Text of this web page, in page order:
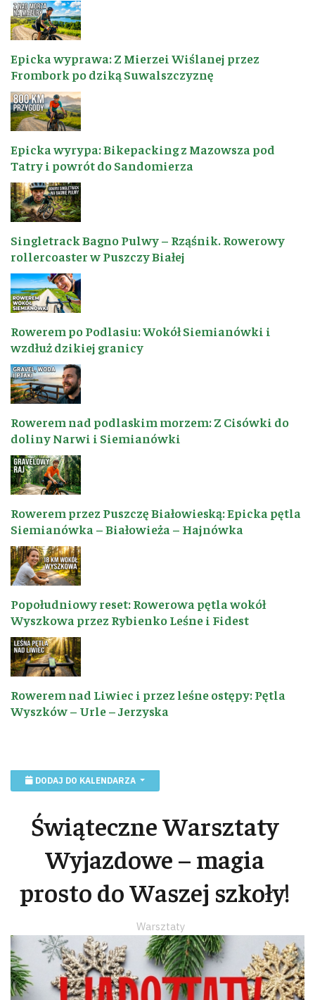
Epicka wyprawa: Z Mierzei Wiślanej przez
Frombork po dziką Suwalszczyznę
Epicka wyrypa: Bikepacking z Mazowsza pod
Tatry i powrót do Sandomierza
Singletrack Bagno Pulwy – Rząśnik. Rowerowy
rollercoaster w Puszczy Białej
Rowerem po Podlasiu: Wokół Siemianówki i
wzdłuż dzikiej granicy
Rowerem nad podlaskim morzem: Z Cisówki do
doliny Narwi i Siemianówki
Rowerem przez Puszczę Białowieską: Epicka pętla
Siemianówka – Białowieża – Hajnówka
Popołudniowy reset: Rowerowa pętla wokół
Wyszkowa przez Rybienko Leśne i Fidest
Rowerem nad Liwiec i przez leśne ostępy: Pętla
Wyszków – Urle – Jerzyska
DODAJ DO KALENDARZA
Świąteczne Warsztaty
Wyjazdowe – magia
prosto do Waszej szkoły!
Warsztaty